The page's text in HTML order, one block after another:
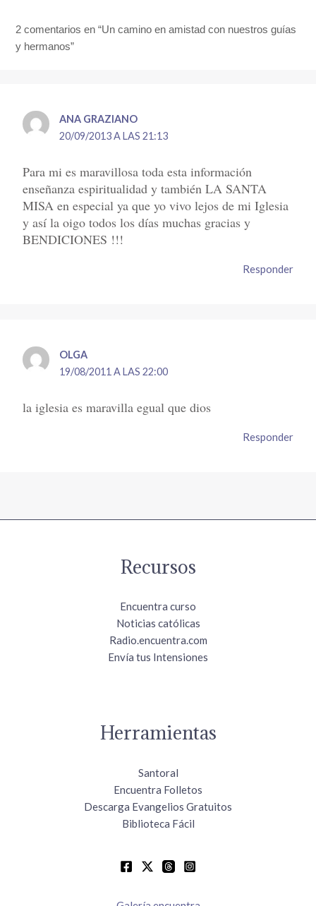
2 comentarios en “Un camino en amistad con nuestros guías
y hermanos”
ANA GRAZIANO
20/09/2013 A LAS 21:13
Para mi es maravillosa toda esta información
enseñanza espiritualidad y también LA SANTA
MISA en especial ya que yo vivo lejos de mi Iglesia
y así la oigo todos los días muchas gracias y
BENDICIONES !!!
Responder
OLGA
19/08/2011 A LAS 22:00
la iglesia es maravilla egual que dios
Responder
Recursos
Encuentra curso
Noticias católicas
Radio.encuentra.com
Envía tus Intensiones
Herramientas
Santoral
Encuentra Folletos
Descarga Evangelios Gratuitos
Biblioteca Fácil